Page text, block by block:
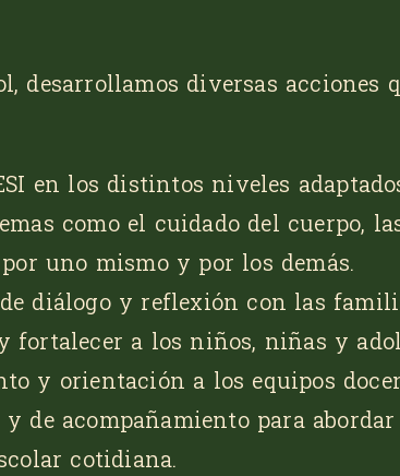
desarrollamos diversas acciones
en los distintos niveles
como el cuidado del cuerpo,
uno mismo y por los demás.
diálogo y reflexión con las
fortalecer a los niños, niñas y
y orientación a los equipos
y de acompañamiento para
cotidiana.